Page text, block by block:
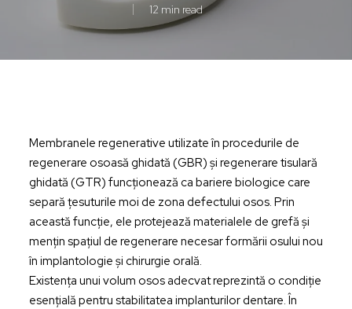
12 min read
Membranele regenerative utilizate în procedurile de
regenerare osoasă ghidată (GBR) și regenerare tisulară
ghidată (GTR) funcționează ca bariere biologice care
separă țesuturile moi de zona defectului osos. Prin
această funcție, ele protejează materialele de grefă și
mențin spațiul de regenerare necesar formării osului nou
în implantologie și chirurgie orală.
Existența unui volum osos adecvat reprezintă o condiție
esențială pentru stabilitatea implanturilor dentare. În